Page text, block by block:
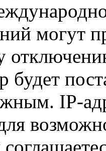
могут
будет
IP-